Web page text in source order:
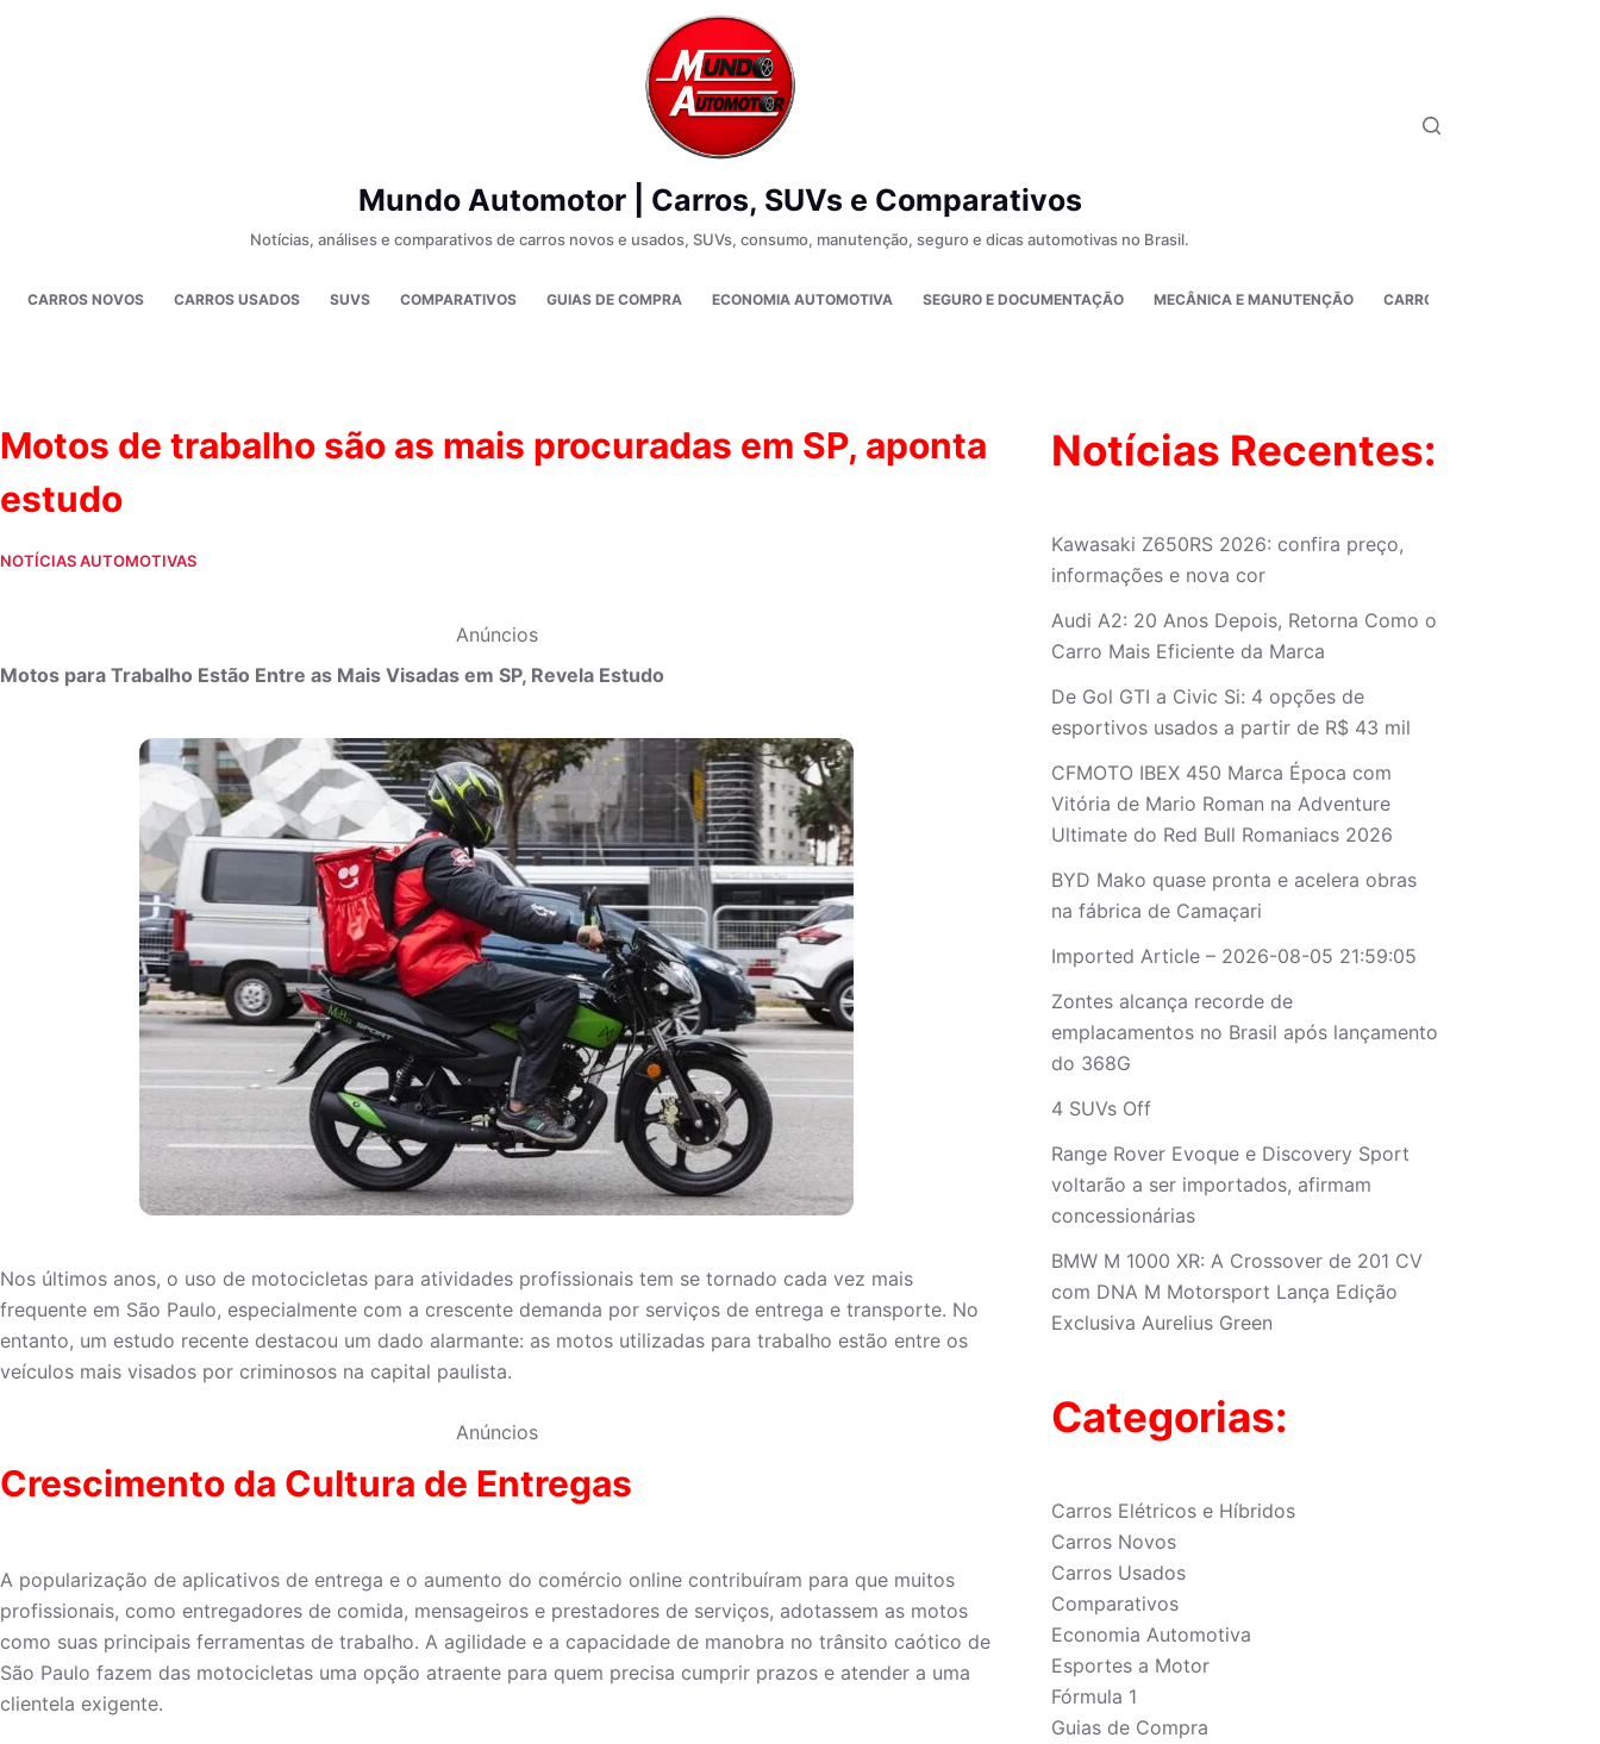
Mundo Automotor | Carros, SUVs e Comparativos
Notícias, análises e comparativos de carros novos e usados, SUVs, consumo, manutenção, seguro e dicas automotivas no Brasil.
CARROS NOVOS CARROS USADOS SUVS COMPARATIVOS GUIAS DE COMPRA ECONOMIA AUTOMOTIVA SEGURO E DOCUMENTAÇÃO MECÂNICA E MANUTENÇÃO CARROS ELÉTRICOS E
Motos de trabalho são as mais procuradas em SP, aponta
estudo
NOTÍCIAS AUTOMOTIVAS
Anúncios
Motos para Trabalho Estão Entre as Mais Visadas em SP, Revela Estudo
Nos últimos anos, o uso de motocicletas para atividades profissionais tem se tornado cada vez mais
frequente em São Paulo, especialmente com a crescente demanda por serviços de entrega e transporte. No
entanto, um estudo recente destacou um dado alarmante: as motos utilizadas para trabalho estão entre os
veículos mais visados por criminosos na capital paulista.
Anúncios
Crescimento da Cultura de Entregas
A popularização de aplicativos de entrega e o aumento do comércio online contribuíram para que muitos
profissionais, como entregadores de comida, mensageiros e prestadores de serviços, adotassem as motos
como suas principais ferramentas de trabalho. A agilidade e a capacidade de manobra no trânsito caótico de
São Paulo fazem das motocicletas uma opção atraente para quem precisa cumprir prazos e atender a uma
clientela exigente.
Notícias Recentes:
Kawasaki Z650RS 2026: confira preço,
informações e nova cor
Audi A2: 20 Anos Depois, Retorna Como o
Carro Mais Eficiente da Marca
De Gol GTI a Civic Si: 4 opções de
esportivos usados a partir de R$ 43 mil
CFMOTO IBEX 450 Marca Época com
Vitória de Mario Roman na Adventure
Ultimate do Red Bull Romaniacs 2026
BYD Mako quase pronta e acelera obras
na fábrica de Camaçari
Imported Article – 2026-08-05 21:59:05
Zontes alcança recorde de
emplacamentos no Brasil após lançamento
do 368G
4 SUVs Off
Range Rover Evoque e Discovery Sport
voltarão a ser importados, afirmam
concessionárias
BMW M 1000 XR: A Crossover de 201 CV
com DNA M Motorsport Lança Edição
Exclusiva Aurelius Green
Categorias:
Carros Elétricos e Híbridos
Carros Novos
Carros Usados
Comparativos
Economia Automotiva
Esportes a Motor
Fórmula 1
Guias de Compra